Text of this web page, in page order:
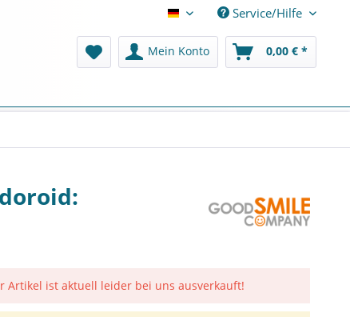
Deutsch Service/Hilfe
Mein Konto 0,00 € *
Artikel ist aktuell leider bei uns ausverkauft!